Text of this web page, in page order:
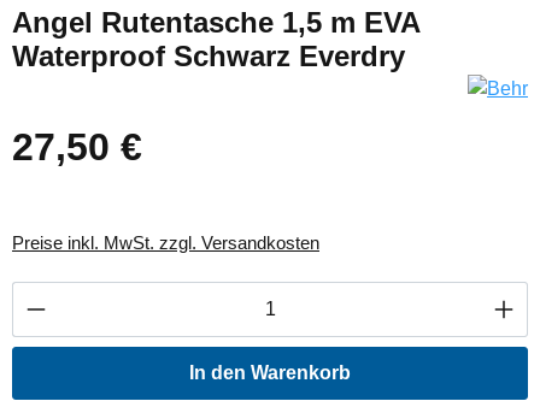
Angel Rutentasche 1,5 m EVA
Waterproof Schwarz Everdry
27,50 €
Preise inkl. MwSt. zzgl. Versandkosten
Produkt Anzahl: Gib den gewünschten
In den Warenkorb